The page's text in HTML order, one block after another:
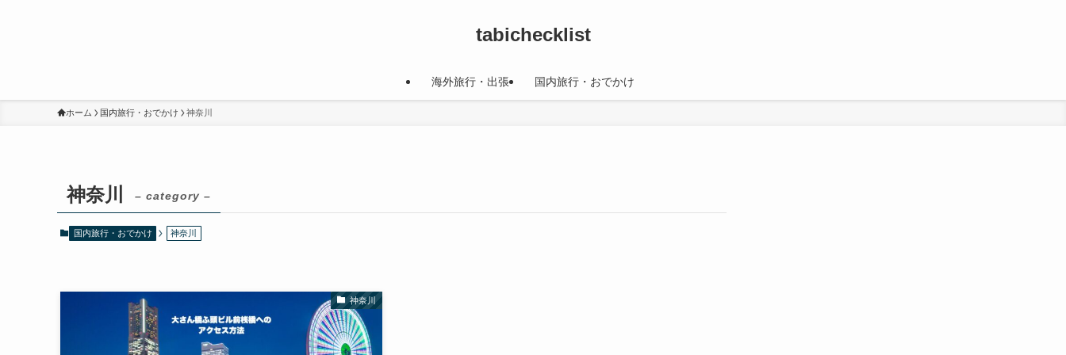
tabichecklist
海外旅行・出張 国内旅行・おでかけ
ホーム 国内旅行・おでかけ 神奈川
神奈川 – category –
国内旅行・おでかけ 神奈川
神奈川